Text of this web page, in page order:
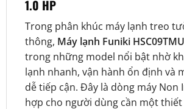
1.0 HP
Trong phân khúc máy lạnh treo
thông, Máy lạnh Funiki
trong những model nổi bật nhờ
lạnh nhanh, vận hành ổn định và
dễ tiếp cận. Đây là dòng máy Non
hợp cho người dùng cần một